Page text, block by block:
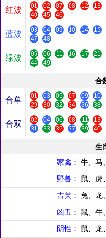
红波 01 02 07 08 12 13
40
45 46
蓝波 03 04 09 10 14 15
47
48
绿波 05 06 11 16 17 21
44
49
合
合单 01 03 05 07 09 10
29
30 32 34 36 38
合双 02 04 06 08 11 13
31
33 35 37 39 40
生
家禽： 牛、马
野兽： 鼠、虎
吉美： 兔、龙
凶丑： 鼠、牛
阴性： 鼠、龙